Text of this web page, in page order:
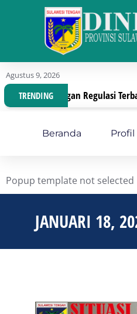
Agustus 9, 2026
TRENDING
Dengan Regulasi Terbaru
Beranda Profil
Popup template not selected
JANUARI 18,